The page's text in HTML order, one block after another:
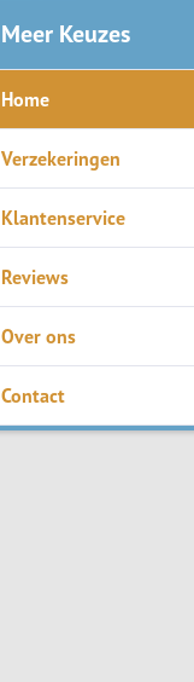
Meer Keuzes
Home
Verzekeringen
Klantenservice
Reviews
Over ons
Contact